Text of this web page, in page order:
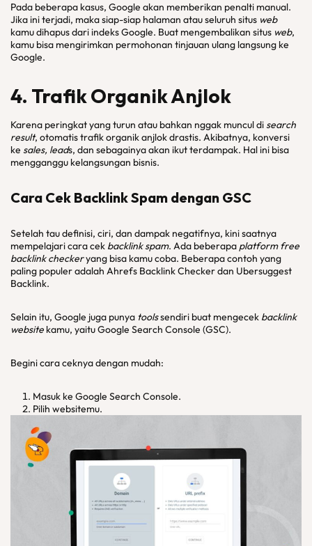
Pada beberapa kasus, Google akan memberikan penalti manual.
Jika ini terjadi, maka siap-siap halaman atau seluruh situs web
kamu dihapus dari indeks Google. Buat mengembalikan situs web,
kamu bisa mengirimkan permohonan tinjauan ulang langsung ke
Google.
4. Trafik Organik Anjlok
Karena peringkat yang turun atau bahkan nggak muncul di search
result, otomatis trafik organik anjlok drastis. Akibatnya, konversi
ke sales, leads, dan sebagainya akan ikut terdampak. Hal ini bisa
mengganggu kelangsungan bisnis.
Cara Cek Backlink Spam dengan GSC
Setelah tau definisi, ciri, dan dampak negatifnya, kini saatnya
mempelajari cara cek backlink spam. Ada beberapa platformfree
backlink checkeryang bisa kamu coba. Beberapa contoh yang
paling populer adalah Ahrefs Backlink Checker dan Ubersuggest
Backlink.
Selain itu, Google juga punya toolssendiri buat mengecek backlink
website kamu, yaitu Google Search Console (GSC).
Begini cara ceknya dengan mudah:
Masuk ke Google Search Console.
Pilih websitemu.